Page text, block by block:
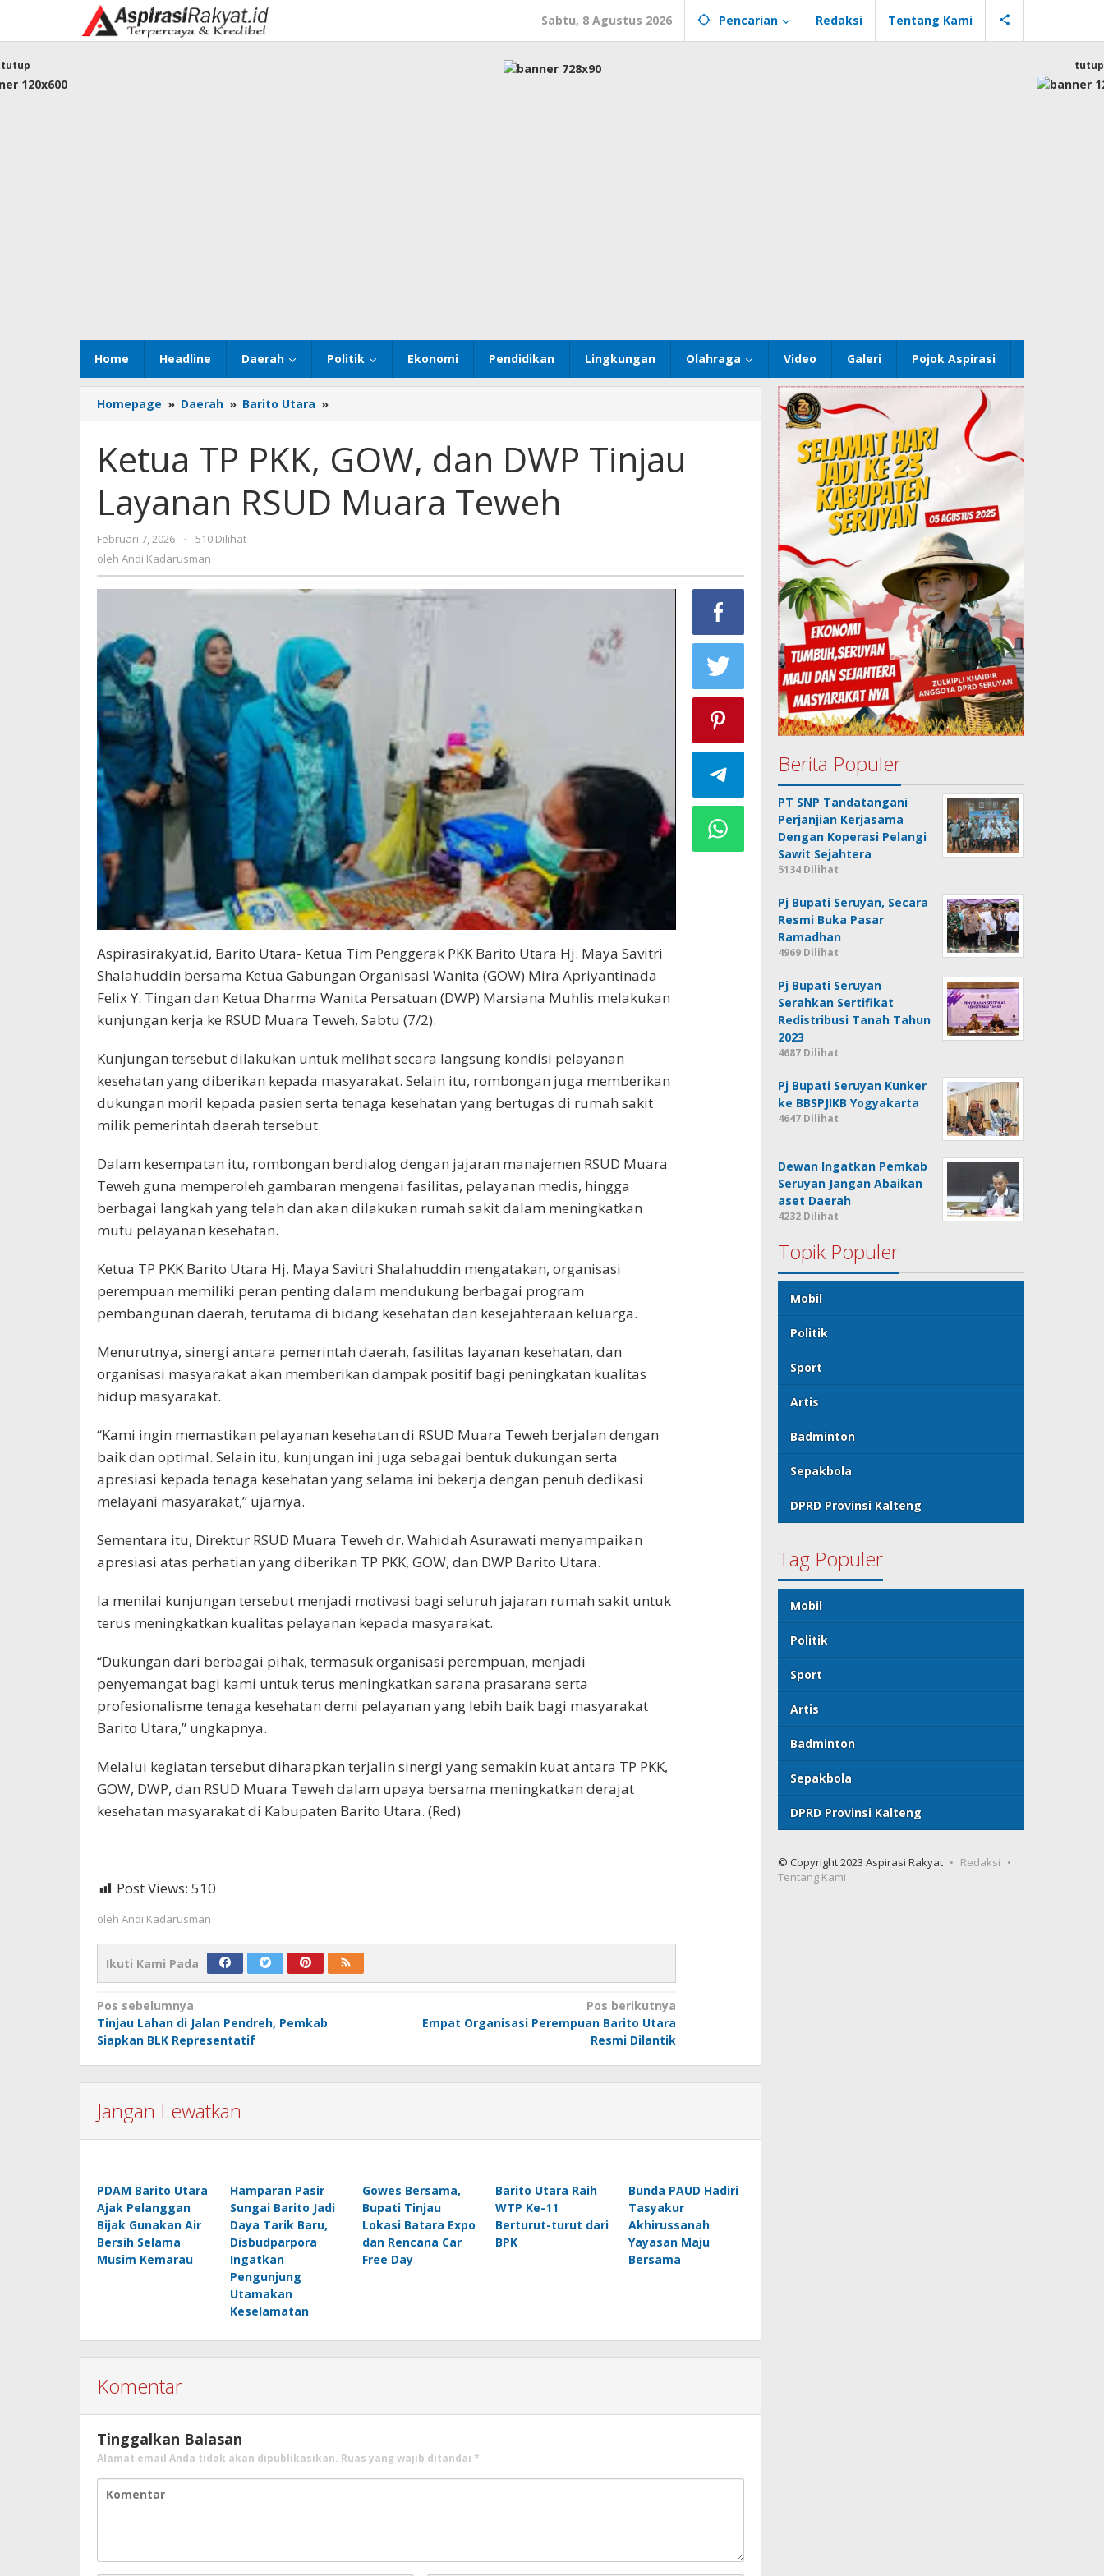
konten
Sabtu, 8 Agustus 2026 Pencarian Redaksi Tentang Kami
Home Headline Daerah Politik Ekonomi Pendidikan Lingkungan Olahraga Video Galeri Pojok Aspirasi
tutup tutup
Homepage » Daerah » Barito Utara »
TP
GOW,
dan
DWP
Tinjau
Teweh
Ketua TP PKK, GOW, dan DWP Tinjau
Layanan RSUD Muara Teweh
Februari 7, 2026
oleh
Andi
-
510 Dilihat
oleh Andi Kadarusman
Aspirasirakyat.id, Barito Utara- Ketua Tim Penggerak PKK Barito Utara Hj. Maya Savitri
Shalahuddin bersama Ketua Gabungan Organisasi Wanita (GOW) Mira Apriyantinada
Felix Y. Tingan dan Ketua Dharma Wanita Persatuan (DWP) Marsiana Muhlis melakukan
kunjungan kerja ke RSUD Muara Teweh, Sabtu (7/2).
Kunjungan tersebut dilakukan untuk melihat secara langsung kondisi pelayanan
kesehatan yang diberikan kepada masyarakat. Selain itu, rombongan juga memberikan
dukungan moril kepada pasien serta tenaga kesehatan yang bertugas di rumah sakit
milik pemerintah daerah tersebut.
Dalam kesempatan itu, rombongan berdialog dengan jajaran manajemen RSUD Muara
Teweh guna memperoleh gambaran mengenai fasilitas, pelayanan medis, hingga
berbagai langkah yang telah dan akan dilakukan rumah sakit dalam meningkatkan
mutu pelayanan kesehatan.
Ketua TP PKK Barito Utara Hj. Maya Savitri Shalahuddin mengatakan, organisasi
perempuan memiliki peran penting dalam mendukung berbagai program
pembangunan daerah, terutama di bidang kesehatan dan kesejahteraan keluarga.
Menurutnya, sinergi antara pemerintah daerah, fasilitas layanan kesehatan, dan
organisasi masyarakat akan memberikan dampak positif bagi peningkatan kualitas
hidup masyarakat.
“Kami ingin memastikan pelayanan kesehatan di RSUD Muara Teweh berjalan dengan
baik dan optimal. Selain itu, kunjungan ini juga sebagai bentuk dukungan serta
apresiasi kepada tenaga kesehatan yang selama ini bekerja dengan penuh dedikasi
melayani masyarakat,” ujarnya.
Sementara itu, Direktur RSUD Muara Teweh dr. Wahidah Asurawati menyampaikan
apresiasi atas perhatian yang diberikan TP PKK, GOW, dan DWP Barito Utara.
Ia menilai kunjungan tersebut menjadi motivasi bagi seluruh jajaran rumah sakit untuk
terus meningkatkan kualitas pelayanan kepada masyarakat.
“Dukungan dari berbagai pihak, termasuk organisasi perempuan, menjadi
penyemangat bagi kami untuk terus meningkatkan sarana prasarana serta
profesionalisme tenaga kesehatan demi pelayanan yang lebih baik bagi masyarakat
Barito Utara,” ungkapnya.
Melalui kegiatan tersebut diharapkan terjalin sinergi yang semakin kuat antara TP PKK,
GOW, DWP, dan RSUD Muara Teweh dalam upaya bersama meningkatkan derajat
kesehatan masyarakat di Kabupaten Barito Utara. (Red)
Post Views: 510
oleh Andi Kadarusman
Ikuti Kami Pada
Navigasi
pos
Pos sebelumnya
Tinjau Lahan di Jalan Pendreh, Pemkab
Siapkan BLK Representatif
Pos berikutnya
Empat Organisasi Perempuan Barito Utara
Resmi Dilantik
Jangan Lewatkan
PDAM Barito Utara
Ajak Pelanggan
Bijak Gunakan Air
Bersih Selama
Musim Kemarau
Hamparan Pasir
Sungai Barito Jadi
Daya Tarik Baru,
Disbudparpora
Ingatkan
Pengunjung
Utamakan
Keselamatan
Gowes Bersama,
Bupati Tinjau
Lokasi Batara Expo
dan Rencana Car
Free Day
Barito Utara Raih
WTP Ke-11
Berturut-turut dari
BPK
Bunda PAUD Hadiri
Tasyakur
Akhirussanah
Yayasan Maju
Bersama
Komentar
Tinggalkan Balasan
Alamat email Anda tidak akan dipublikasikan. Ruas yang wajib ditandai *
Berita Populer
PT SNP Tandatangani
Perjanjian Kerjasama
Dengan Koperasi Pelangi
Sawit Sejahtera
5134 Dilihat
Pj Bupati Seruyan, Secara
Resmi Buka Pasar
Ramadhan
4969 Dilihat
Pj Bupati Seruyan
Serahkan Sertifikat
Redistribusi Tanah Tahun
2023
4687 Dilihat
Pj Bupati Seruyan Kunker
ke BBSPJIKB Yogyakarta
4647 Dilihat
Dewan Ingatkan Pemkab
Seruyan Jangan Abaikan
aset Daerah
4232 Dilihat
Topik Populer
Mobil
Politik
Sport
Artis
Badminton
Sepakbola
DPRD Provinsi Kalteng
Tag Populer
Mobil
Politik
Sport
Artis
Badminton
Sepakbola
DPRD Provinsi Kalteng
© Copyright 2023 Aspirasi Rakyat
Redaksi
Tentang Kami